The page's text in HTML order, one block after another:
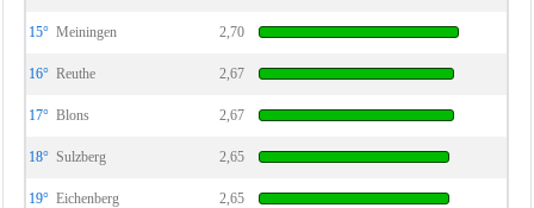
15° Meiningen 2,70
16° Reuthe 2,67
17° Blons 2,67
18° Sulzberg 2,65
19° Eichenberg 2,65